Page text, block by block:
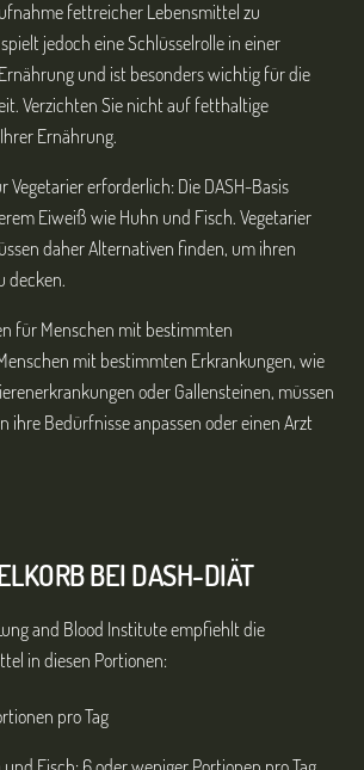
fettreicher Lebensmittel zu
jedoch eine Schlüsselrolle in einer
und ist besonders wichtig für die
Verzichten Sie nicht auf fetthaltige
Ernährung.
Vegetarier erforderlich: Die DASH-Basis
Eiweiß wie Huhn und Fisch. Vegetarier
daher Alternativen finden, um ihren
decken.
für Menschen mit bestimmten
mit bestimmten Erkrankungen, wie
oder Gallensteinen, müssen
ihre Bedürfnisse anpassen oder einen Arzt
BEI DASH-DIÄT
and Blood Institute empfiehlt die
in diesen Portionen:
pro Tag